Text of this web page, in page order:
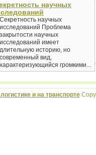
научных
Секретность научных
исследований Проблема
закрытости научных
исследований имеет
длительную историю, но
современный вид,
характеризующийся громкими...
и на транспорте